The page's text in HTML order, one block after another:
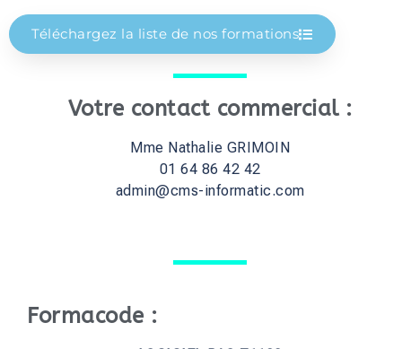
Téléchargez la liste de nos formations
Votre contact commercial :
Mme Nathalie GRIMOIN
01 64 86 42 42
admin@cms-informatic.com
Formacode :